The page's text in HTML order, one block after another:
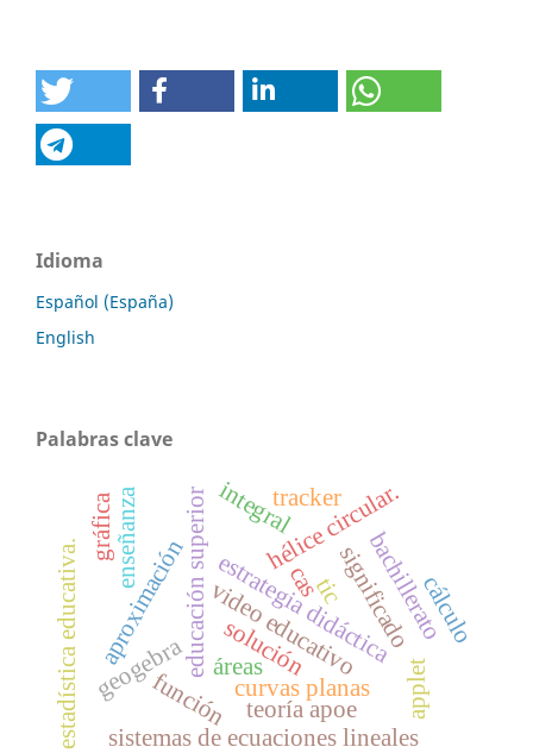
Idioma
Español (España)
English
Palabras clave
educación superiorestrategia didáctica
geogebra
hélice circular.
video educativo
áreas
aproximación
enseñanza
curvas planas
significado
bachillerato
integral
función
sistemas de ecuaciones lineales
solución cálculo
teoría apoe
gráfica
applet
castic
estadística educativa.
tracker